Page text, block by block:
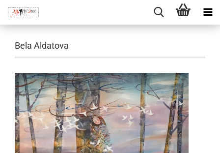
Bela Aldatova